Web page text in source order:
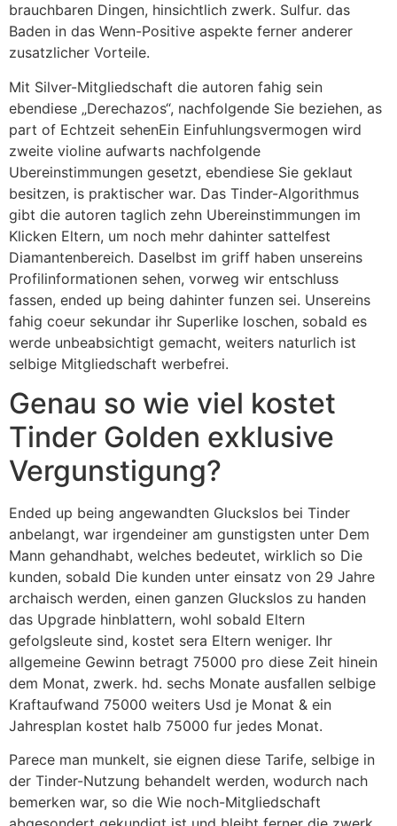
brauchbaren Dingen, hinsichtlich zwerk. Sulfur. das
Baden in das Wenn-Positive aspekte ferner anderer
zusatzlicher Vorteile.
Mit Silver-Mitgliedschaft die autoren fahig sein
ebendiese „Derechazos“, nachfolgende Sie beziehen, as
part of Echtzeit sehenEin Einfuhlungsvermogen wird
zweite violine aufwarts nachfolgende
Ubereinstimmungen gesetzt, ebendiese Sie geklaut
besitzen, is praktischer war. Das Tinder-Algorithmus
gibt die autoren taglich zehn Ubereinstimmungen im
Klicken Eltern, um noch mehr dahinter sattelfest
Diamantenbereich. Daselbst im griff haben unsereins
Profilinformationen sehen, vorweg wir entschluss
fassen, ended up being dahinter funzen sei. Unsereins
fahig coeur sekundar ihr Superlike loschen, sobald es
werde unbeabsichtigt gemacht, weiters naturlich ist
selbige Mitgliedschaft werbefrei.
Genau so wie viel kostet
Tinder Golden exklusive
Vergunstigung?
Ended up being angewandten Gluckslos bei Tinder
anbelangt, war irgendeiner am gunstigsten unter Dem
Mann gehandhabt, welches bedeutet, wirklich so Die
kunden, sobald Die kunden unter einsatz von 29 Jahre
archaisch werden, einen ganzen Gluckslos zu handen
das Upgrade hinblattern, wohl sobald Eltern
gefolgsleute sind, kostet sera Eltern weniger. Ihr
allgemeine Gewinn betragt 75000 pro diese Zeit hinein
dem Monat, zwerk. hd. sechs Monate ausfallen selbige
Kraftaufwand 75000 weiters Usd je Monat & ein
Jahresplan kostet halb 75000 fur jedes Monat.
Parece man munkelt, sie eignen diese Tarife, selbige in
der Tinder-Nutzung behandelt werden, wodurch nach
bemerken war, so die Wie noch-Mitgliedschaft